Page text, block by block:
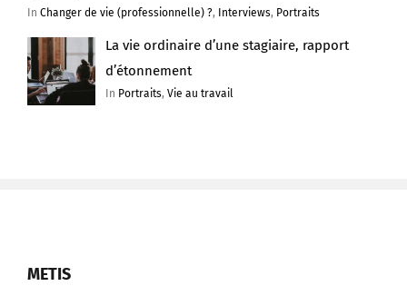
In Changer de vie (professionnelle) ?, Interviews, Portraits
La vie ordinaire d’une stagiaire, rapport
d’étonnement
In Portraits,Vie au travail
METIS